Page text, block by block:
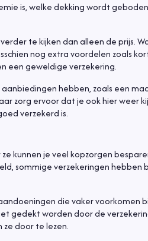
is, welke dekking wordt
te kijken dan alleen de prijs.
nog extra voordelen zoals
een geweldige verzekering.
hebben, zoals een
zorg ervoor dat je ook hier weer
verzekerd is.
kunnen je veel kopzorgen
sommige verzekeringen hebben
die vaker voorkomen
gedekt worden door de
door te lezen.